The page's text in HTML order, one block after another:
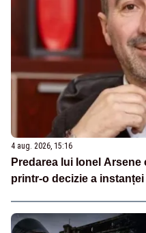
4 aug. 2026, 15:16
Predarea lui Ionel
printr-o decizie a